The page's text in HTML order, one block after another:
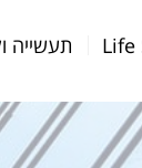
תעשייה